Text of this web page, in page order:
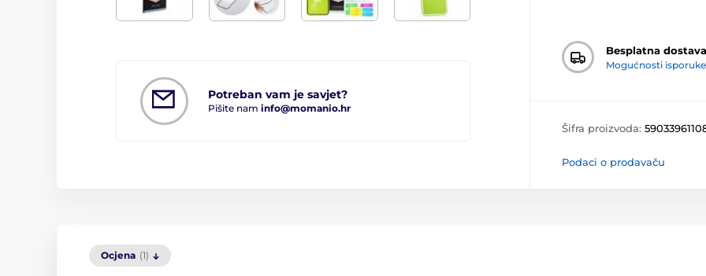
Potreban vam je savjet?
Pišite nam info@momanio.hr
Besplatna dostava
Mogućnosti isporuke
Šifra proizvoda:
Podaci o prodavaču
Ocjena (1)